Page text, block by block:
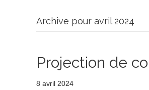
Archive pour avril 2024
Projection de
8 avril 2024